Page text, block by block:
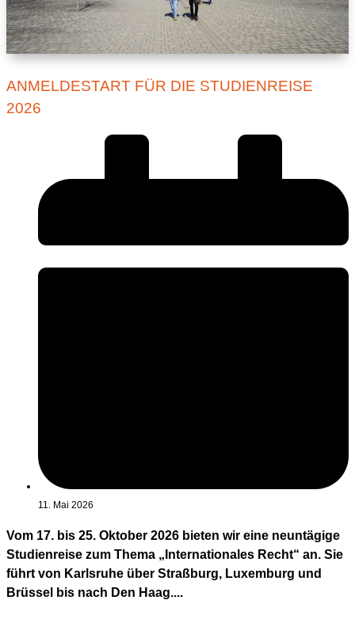
ANMELDESTART FÜR DIE STUDIENREISE
2026
11. Mai 2026
Vom 17. bis 25. Oktober 2026 bieten wir eine neuntägige
Studienreise zum Thema „Internationales Recht“ an. Sie
führt von Karlsruhe über Straßburg, Luxemburg und
Brüssel bis nach Den Haag....